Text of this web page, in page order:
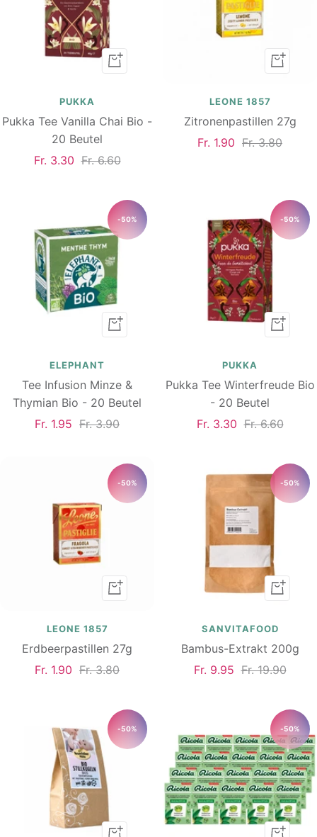
In
PUKKA
Pukka Tee Vanilla Chai Bio -
20 Beutel
Angebotspreis
Fr. 3.30 Regulärer
Fr. 6.60
In
LEONE 1857
Zitronenpastillen 27g
Angebotspreis
Fr. 1.90 Regulärer
Fr. 3.80
-50%
In
ELEPHANT
Tee Infusion Minze &
Thymian Bio - 20 Beutel
Angebotspreis
Fr. 1.95 Regulärer
Fr. 3.90
-50%
In
PUKKA
Pukka Tee Winterfreude Bio
- 20 Beutel
Angebotspreis
Fr. 3.30 Regulärer
Fr. 6.60
-50%
In
LEONE 1857
Erdbeerpastillen 27g
Angebotspreis
Fr. 1.90 Regulärer
Fr. 3.80
-50%
In
SANVITAFOOD
Bambus-Extrakt 200g
Angebotspreis
Fr. 9.95 Regulärer
Fr. 19.90
-50%
In
-50%
In